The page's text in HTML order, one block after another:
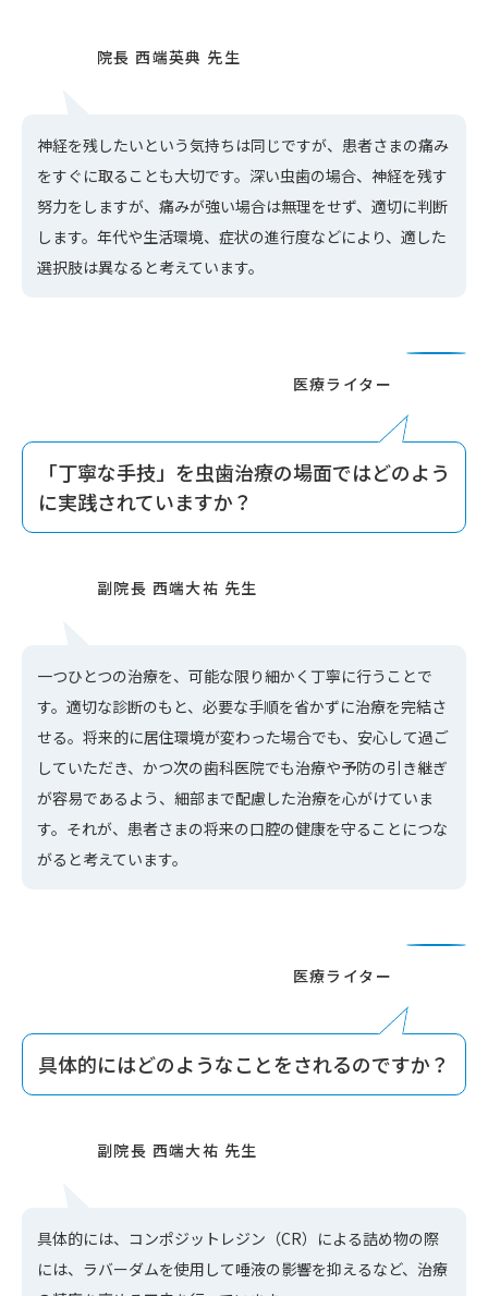
神経を残したいという気持ちは同じですが、患者さまの痛み
をすぐに取ることも大切です。深い虫歯の場合、神経を残す
努力をしますが、痛みが強い場合は無理をせず、適切に判断
します。年代や生活環境、症状の進行度などにより、適した
選択肢は異なると考えています。
「丁寧な手技」を虫歯治療の場面ではどのよう
に実践されていますか？
一つひとつの治療を、可能な限り細かく丁寧に行うことで
す。適切な診断のもと、必要な手順を省かずに治療を完結さ
せる。将来的に居住環境が変わった場合でも、安心して過ご
していただき、かつ次の歯科医院でも治療や予防の引き継ぎ
が容易であるよう、細部まで配慮した治療を心がけていま
す。それが、患者さまの将来の口腔の健康を守ることにつな
がると考えています。
具体的にはどのようなことをされるのですか？
具体的には、コンポジットレジン（CR）による詰め物の際
には、ラバーダムを使用して唾液の影響を抑えるなど、治療